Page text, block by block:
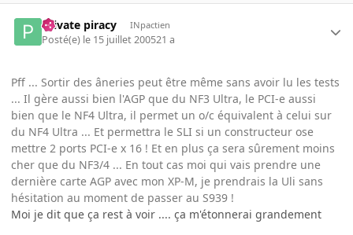
Private piracy INpactien
Posté(e) le 15 juillet 200521 a
Pff ... Sortir des âneries peut être même sans avoir lu les tests
... Il gère aussi bien l'AGP que du NF3 Ultra, le PCI-e aussi
bien que le NF4 Ultra, il permet un o/c équivalent à celui sur
du NF4 Ultra ... Et permettra le SLI si un constructeur ose
mettre 2 ports PCI-e x 16 ! Et en plus ça sera sûrement moins
cher que du NF3/4 ... En tout cas moi qui vais prendre une
dernière carte AGP avec mon XP-M, je prendrais la Uli sans
hésitation au moment de passer au S939 !
Moi je dit que ça rest à voir .... ça m'étonnerai grandement